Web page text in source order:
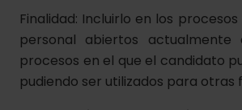
Finalidad: Incluirlo en los
personal abiertos
procesos en el que el candidato
pudiendo ser utilizados para otras